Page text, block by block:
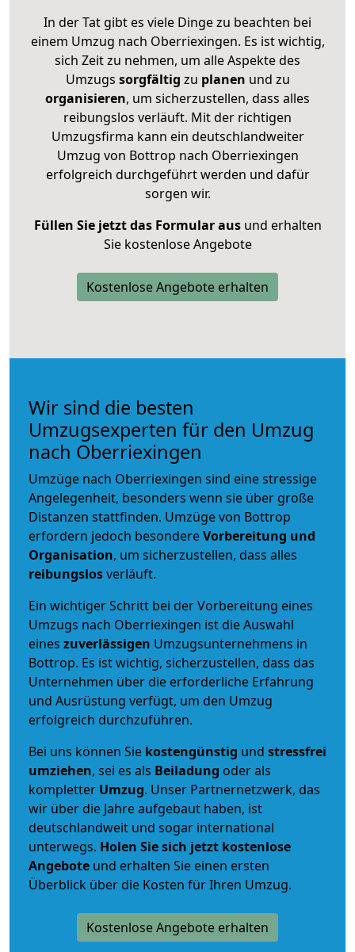
In der Tat gibt es viele Dinge zu beachten bei
einem Umzug nach Oberriexingen. Es ist wichtig,
sich Zeit zu nehmen, um alle Aspekte des
Umzugs sorgfältig zu planen und zu
organisieren, um sicherzustellen, dass alles
reibungslos verläuft. Mit der richtigen
Umzugsfirma kann ein deutschlandweiter
Umzug von Bottrop nach Oberriexingen
erfolgreich durchgeführt werden und dafür
sorgen wir.
Füllen Sie jetzt das Formular ausund erhalten
Sie kostenlose Angebote
Kostenlose Angebote erhalten
Wir sind die besten
Umzugsexperten für den Umzug
nach Oberriexingen
Umzüge nach Oberriexingen sind eine stressige
Angelegenheit, besonders wenn sie über große
Distanzen stattfinden. Umzüge von Bottrop
erfordern jedoch besondereVorbereitung und
Organisation, um sicherzustellen, dass alles
reibungslosverläuft.
Ein wichtiger Schritt bei der Vorbereitung eines
Umzugs nach Oberriexingen ist die Auswahl
eines zuverlässigen Umzugsunternehmens in
Bottrop. Es ist wichtig, sicherzustellen, dass das
Unternehmen über die erforderliche Erfahrung
und Ausrüstung verfügt, um den Umzug
erfolgreich durchzuführen.
Bei uns können Sie kostengünstig und stressfrei
umziehen, sei es als Beiladung oder als
kompletter Umzug. Unser Partnernetzwerk, das
wir über die Jahre aufgebaut haben, ist
deutschlandweit und sogar international
unterwegs. Holen Sie sich jetzt kostenlose
Angebote und erhalten Sie einen ersten
Überblick über die Kosten für Ihren Umzug.
Kostenlose Angebote erhalten